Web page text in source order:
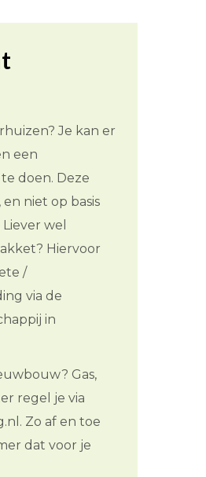
Je kan er
een
doen. Deze
niet op basis
wel
Hiervoor
/
via de
in
Gas,
regel je via
Zo af en toe
dat voor je